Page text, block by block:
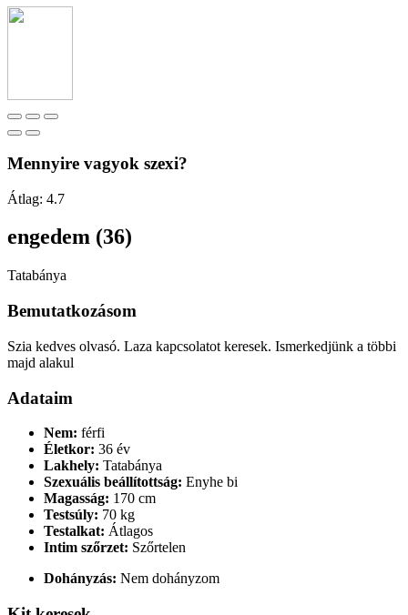
Mennyire vagyok szexi?
Átlag: 4.7
engedem (36)
Tatabánya
Bemutatkozásom
Szia kedves olvasó. Laza kapcsolatot keresek. Ismerkedjünk a többi
majd alakul
Adataim
Nem: férfi
Életkor: 36 év
Lakhely: Tatabánya
Szexuális beállítottság: Enyhe bi
Magasság: 170 cm
Testsúly: 70 kg
Testalkat: Átlagos
Intim szőrzet: Szőrtelen
Dohányzás: Nem dohányzom